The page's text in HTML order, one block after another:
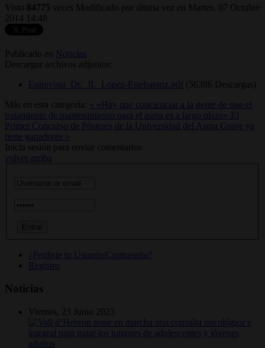
Visto 84775 veces Modificado por última vez en Martes, 07 Octubre
2014 14:48
Publicado en
Noticias
Descargar archivos adjuntos:
Entrevista_Dr._JL_Lopez-Estebaranz.pdf (56386 Descargas)
Más en esta categoría: « «Hay que concienciar a la gente de que el
tratamiento de mantenimiento para el asma es a largo plazo» El
Primer Concurso de Pósteres de la Universidad del Asma Grave ya
tiene ganadores »
Inicia sesión para enviar comentarios
volver arriba
¿Perdiste tu Usuario/Contraseña?
Registro
Noticias
Viernes, 23 Junio 2023